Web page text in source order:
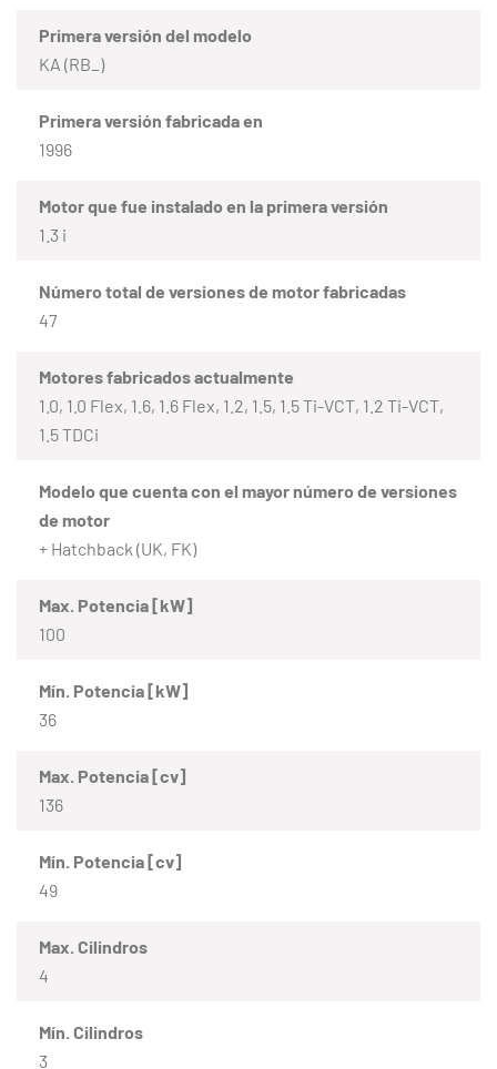
Primera versión del modelo
KA (RB_)
Primera versión fabricada en
1996
Motor que fue instalado en la primera versión
1.3 i
Número total de versiones de motor fabricadas
47
Motores fabricados actualmente
1.0, 1.0 Flex, 1.6, 1.6 Flex, 1.2, 1.5, 1.5 Ti-VCT, 1.2 Ti-VCT,
1.5 TDCi
Modelo que cuenta con el mayor número de versiones
de motor
+ Hatchback (UK, FK)
Max. Potencia [kW]
100
Mín. Potencia [kW]
36
Max. Potencia [cv]
136
Mín. Potencia [cv]
49
Max. Cilindros
4
Mín. Cilindros
3